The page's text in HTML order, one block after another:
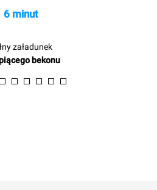
6 minut
załadunek
bekonu